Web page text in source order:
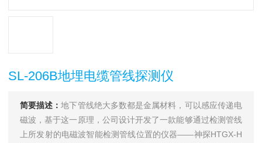
SL-206B地埋电缆管线探测仪
简要描述：地下管线绝大多数都是金属材料，可以感应传递电
磁波，基于这一原理，公司设计开发了一款能够通过检测管线
上所发射的电磁波智能检测管线位置的仪器——神探HTGX-H